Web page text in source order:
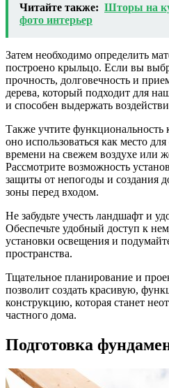
Читайте также: Шторы на
фото интерьер
Затем необходимо определить
построено крыльцо. Если вы
прочность, долговечность и
дерева, который подходит для
и способен выдержать
Также учтите функциональность
оно использоваться как место
времени на свежем воздухе или
Рассмотрите возможность
защиты от непогоды и создания
зоны перед входом.
Не забудьте учесть ландшафт и
Обеспечьте удобный доступ к
установки освещения и
пространства.
Тщательное планирование и
позволит создать красивую,
конструкцию, которая станет
частного дома.
Подготовка